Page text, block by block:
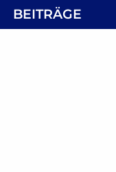
BEITRÄGE